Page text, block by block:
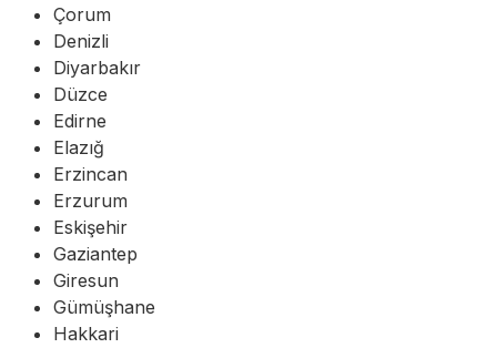
Çorum
Denizli
Diyarbakır
Düzce
Edirne
Elazığ
Erzincan
Erzurum
Eskişehir
Gaziantep
Giresun
Gümüşhane
Hakkari